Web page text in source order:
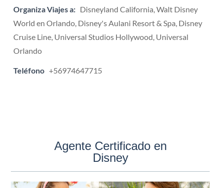
Organiza Viajes a: Disneyland California, Walt Disney
World en Orlando, Disney's Aulani Resort & Spa, Disney
Cruise Line, Universal Studios Hollywood, Universal
Orlando
Teléfono +56974647715